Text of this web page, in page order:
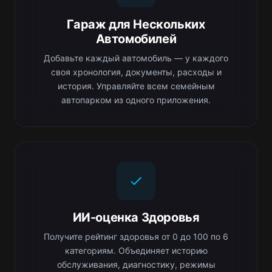
Гараж для Нескольких
Автомобилей
Добавьте каждый автомобиль — у каждого
своя хронология, документы, расходы и
история. Управляйте всем семейным
автопарком из одного приложения.
ИИ-оценка Здоровья
Получите рейтинг здоровья от 0 до 100 по 6
категориям. Объединяет историю
обслуживания, диагностику, режимы